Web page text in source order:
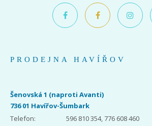
PRODEJNA HAVÍŘOV
Šenovská 1 (naproti Avanti)
736 01 Havířov-Šumbark
Telefon:
596 810 354, 776 608 460